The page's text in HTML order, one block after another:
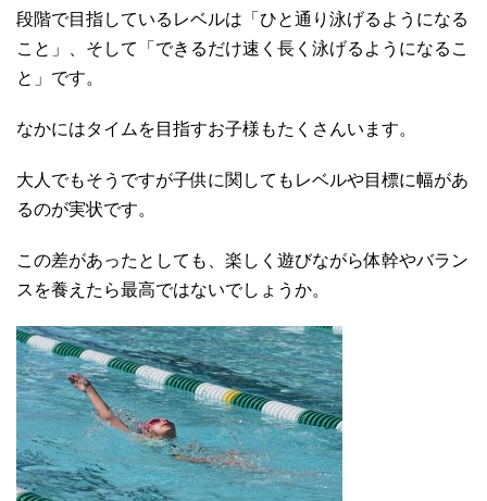
段階で目指しているレベルは「ひと通り泳げるようになる
こと」、そして「できるだけ速く長く泳げるようになるこ
と」です。
なかにはタイムを目指すお子様もたくさんいます。
大人でもそうですが子供に関してもレベルや目標に幅があ
るのが実状です。
この差があったとしても、楽しく遊びながら体幹やバラン
スを養えたら最高ではないでしょうか。